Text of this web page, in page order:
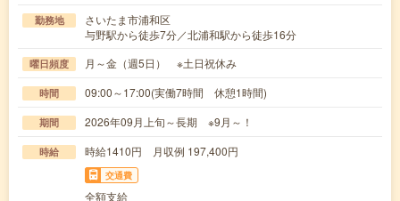
勤務地
さいたま市浦和区
与野駅から徒歩7分／北浦和駅から徒歩16分
曜日頻度 月～金（週5日） ※土日祝休み
時間 09:00～17:00(実働7時間 休憩1時間)
期間 2026年09月上旬～長期 ※9月～！
時給 時給1410円 月収例 197,400円
交通費
全額支給